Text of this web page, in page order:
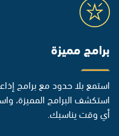
برامج مميزة
استمع بلا حدود مع برامج
استكشف البرامج المميزة،
أي وقت يناسبك.